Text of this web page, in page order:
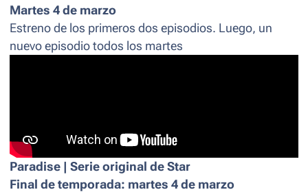
Martes 4 de marzo
Estreno de los primeros dos episodios. Luego, un
nuevo episodio todos los martes
Paradise | Serie original de Star
Final de temporada: martes 4 de marzo